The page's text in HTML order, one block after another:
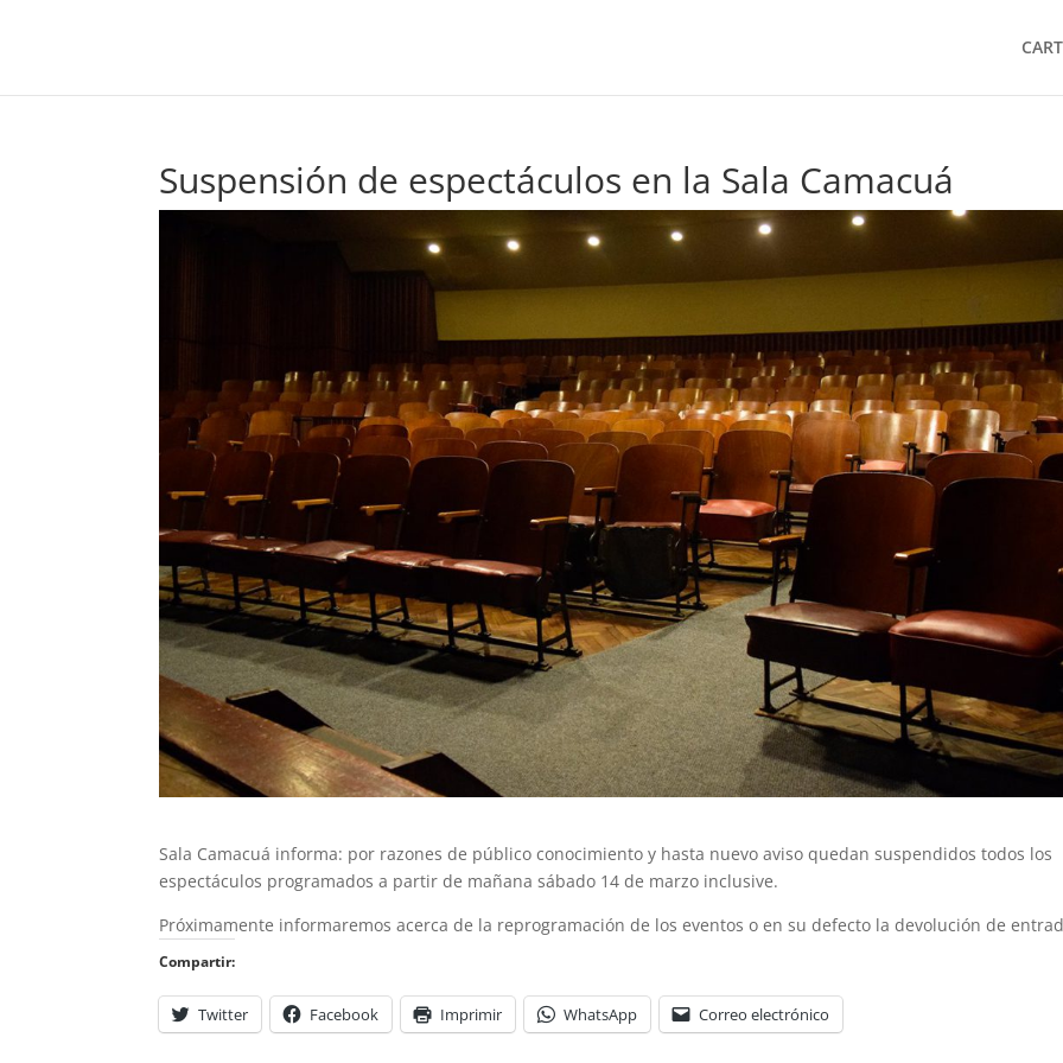
Suspensión de espectáculos en la Sala Camacuá
Sala Camacuá informa: por razones de público conocimiento y hasta nuevo aviso quedan suspendidos todos los
espectáculos programados a partir de mañana sábado 14 de marzo inclusive.
Próximamente informaremos acerca de la reprogramación de los eventos o en su defecto la devolución de
Compartir:
Twitter Facebook Imprimir WhatsApp Correo electrónico